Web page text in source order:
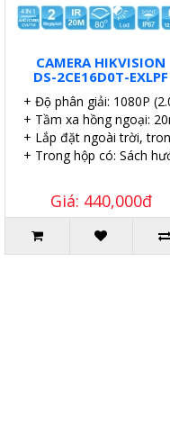
CAMERA HIKVISION
DS-2CE16D0T-EXLPF
+ Độ phân giải: 1080P
+ Tầm xa hồng ngoại:
+ Lắp đặt ngoài trời,
+ Trong hộp có: Sách
Giá: 440,000đ